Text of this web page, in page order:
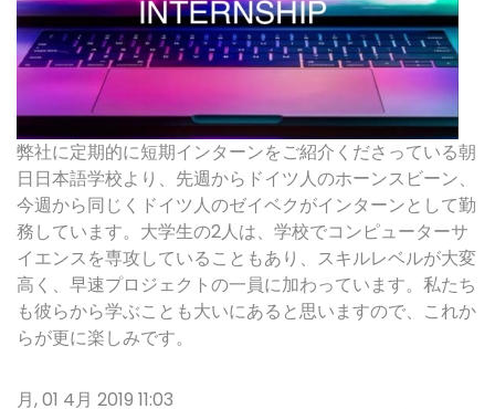
弊社に定期的に短期インターンをご紹介くださっている朝
日日本語学校より、先週からドイツ人のホーンスビーン、
今週から同じくドイツ人のゼイベクがインターンとして勤
務しています。大学生の2人は、学校でコンピューターサ
イエンスを専攻していることもあり、スキルレベルが大変
高く、早速プロジェクトの一員に加わっています。私たち
も彼らから学ぶことも大いにあると思いますので、これか
らが更に楽しみです。
月, 01 4月 2019 11:03